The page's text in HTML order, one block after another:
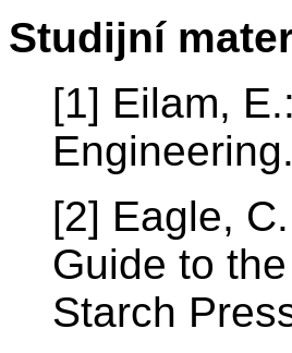
Studijní
[1] Eilam,
[2] Eagle,
Guide to
Starch